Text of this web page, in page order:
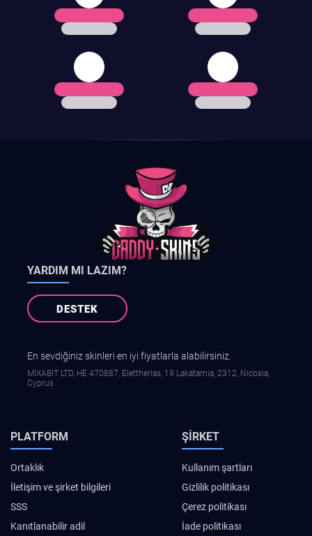
YARDIM MI LAZIM?
DESTEK
En sevdiğiniz skinleri en iyi fiyatlarla alabilirsiniz.
MIXABIT LTD, ΗΕ 470887, Elettherias, 19 Lakatamia, 2312, Nicosia,
Cyprus
PLATFORM
Ortaklık
İletişim ve şirket bilgileri
SSS
Kanıtlanabilir adil
ŞIRKET
Kullanım şartları
Gizlilik politikası
Çerez politikası
İade politikası